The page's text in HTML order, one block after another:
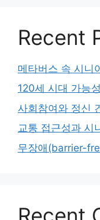
Recent
메타버스 속 시니
120세 시대 가능
사회참여와 정신
교통 접근성과 시
무장애(barrier-